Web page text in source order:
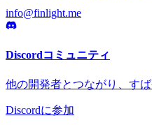
info@finlight.me
Discordコミュニティ
他の開発者とつながり、す
Discordに参加